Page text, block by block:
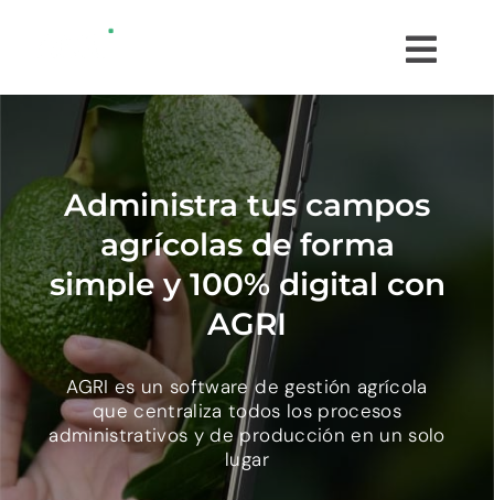
¿QUÉ ES AGRI?
¿CÓMO FUNCIONA?
TESTIMONIOS
PROBAR GRATIS
Administra tus campos
agrícolas de forma
simple y 100% digital con
AGRI
AGRI es un software de gestión agrícola
que centraliza todos los procesos
administrativos y de producción en un solo
lugar